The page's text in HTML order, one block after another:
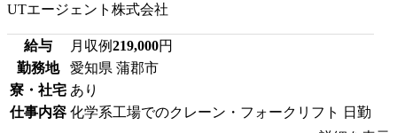
UTエージェント株式会社
給与 月収例219,000円
勤務地
愛知県 蒲郡市
寮・社宅 あり
仕事内容 化学系工場でのクレーン・フォークリフト 日勤